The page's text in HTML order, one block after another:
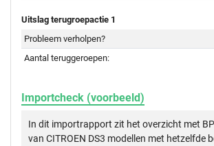
Uitslag terugroepactie 1
Probleem verholpen?
Aantal teruggeroepen:
Importcheck (voorbeeld)
In dit importrapport zit het overzicht met
van CITROEN DS3 modellen met hetzelfde